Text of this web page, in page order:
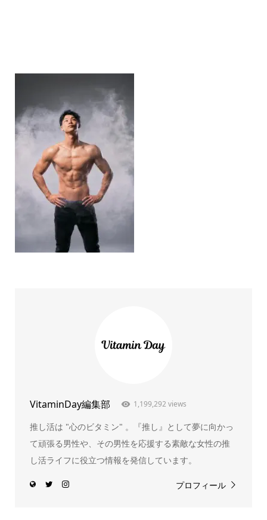
VitaminDay編集部 1,199,292 views
推し活は "心のビタミン" 。『推し』として夢に向かっ
て頑張る男性や、その男性を応援する素敵な女性の推
し活ライフに役立つ情報を発信しています。
プロフィール